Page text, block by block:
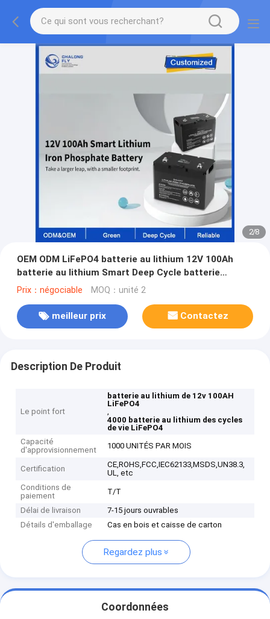
2/8
OEM ODM LiFePO4 batterie au lithium 12V 100Ah
batterie au lithium Smart Deep Cycle batterie
personnalisée batteries au lithium
Prix：négociable MOQ：unité 2
meilleur prix Contactez
Description De Produit
Le point fort
batterie au lithium de 12v 100AH
LiFePO4
,
4000 batterie au lithium des cycles
de vie LiFePO4
Capacité
d'approvisionnement
1000 UNITÉS PAR MOIS
Certification
CE,ROHS,FCC,IEC62133,MSDS,UN38.3,
UL, etc
Conditions de
paiement
T/T
Délai de livraison
7-15 jours ouvrables
Détails d'emballage
Cas en bois et caisse de carton
Regardez plus
Coordonnées